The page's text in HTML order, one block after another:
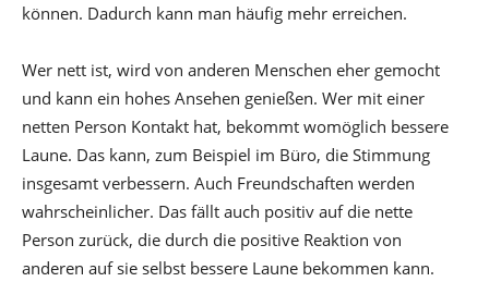
können. Dadurch kann man häufig mehr erreichen.
Wer nett ist, wird von anderen Menschen eher gemocht
und kann ein hohes Ansehen genießen. Wer mit einer
netten Person Kontakt hat, bekommt womöglich bessere
Laune. Das kann, zum Beispiel im Büro, die Stimmung
insgesamt verbessern. Auch Freundschaften werden
wahrscheinlicher. Das fällt auch positiv auf die nette
Person zurück, die durch die positive Reaktion von
anderen auf sie selbst bessere Laune bekommen kann.